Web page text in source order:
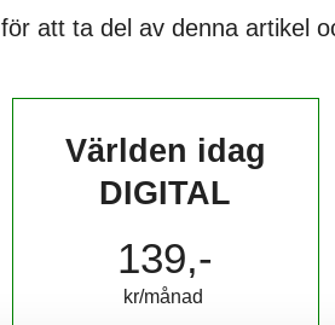
att ta del av denna artikel
Världen idag
DIGITAL
139,-
kr/månad ​​​​​​